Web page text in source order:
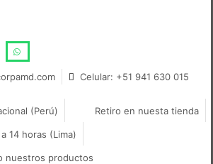
Celular: +51 941 630 015
(Perú) Retiro en nuesta tienda
14 horas (Lima)
nuestros productos